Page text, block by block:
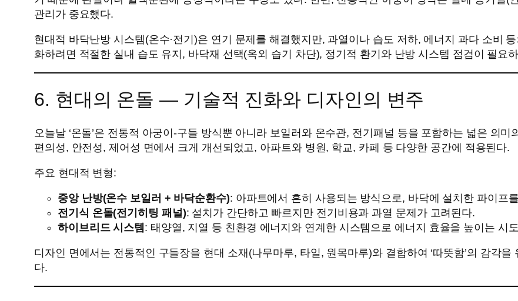
관리가 중요했다.
현대적 바닥난방 시스템(온수·전기)은 연기 문제를 해결했지만, 과열이나 습도 저하, 에너지 과다 소비
화하려면 적절한 실내 습도 유지, 바닥재 선택(옥외 습기 차단), 정기적 환기와 난방 시스템 점검이 필요
6. 현대의 온돌 — 기술적 진화와 디자인의 변주
오늘날 ‘온돌’은 전통적 아궁이-구들 방식뿐 아니라 보일러와 온수관, 전기패널 등을 포함하는 넓은 의
편의성, 안전성, 제어성 면에서 크게 개선되었고, 아파트와 병원, 학교, 카페 등 다양한 공간에 적용된다.
주요 현대적 변형:
중앙 난방(온수 보일러 + 바닥순환수): 아파트에서 흔히 사용되는 방식으로, 바닥에 설치한 파이프
전기식 온돌(전기히팅 패널): 설치가 간단하고 빠르지만 전기비용과 과열 문제가 고려된다.
하이브리드 시스템 : 태양열, 지열 등 친환경 에너지와 연계한 시스템으로 에너지 효율을 높이는 시
디자인 면에서는 전통적인 구들장을 현대 소재(나무마루, 타일, 원목마루)와 결합하여 ‘따뜻함’의 감각
다.